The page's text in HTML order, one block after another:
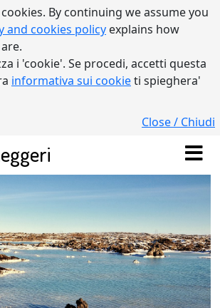
By continuing we assume you
and cookies policy explains how
i 'cookie'. Se procedi, accetti questa
informativa sui cookieti spieghera'
Close / Chiudi